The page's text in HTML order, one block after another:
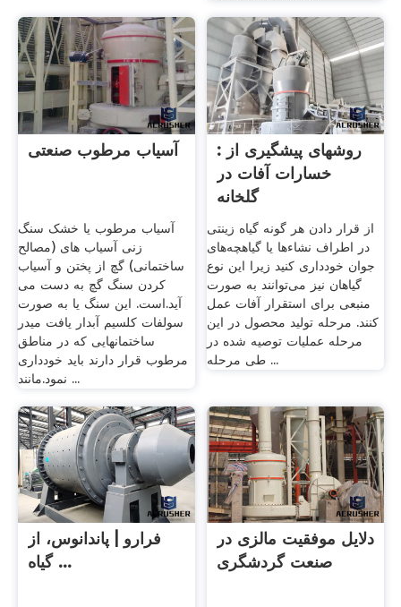
آسیاب مرطوب صنعتی
آسیاب مرطوب یا خشک سنگ
زنی آسیاب های (مصالح
ساختمانی) گچ از پختن و آسیاب
کردن سنگ گچ به دست می
آید.است. این سنگ یا به صورت
سولفات کلسیم آبدار یافت میدر
ساختمانهایی که در مناطق
مرطوب قرار دارند باید خودداری
نمود.مانند ...
: روشهای پیشگیری از
خسارات آفات در
گلخانه
از قرار دادن هر گونه گیاه زینتی
در اطراف نشاء‌ها یا گیاهچه‌های
جوان خودداری کنید زیرا این نوع
گیاهان نیز می‌توانند به صورت
منبعی برای استقرار آفات عمل
کنند. مرحله تولید محصول در این
مرحله عملیات توصیه شده در
طی مرحله ...
فرارو | پاندانوس، از
گیاه ...
دلایل موفقیت مالزی در
صنعت گردشگری